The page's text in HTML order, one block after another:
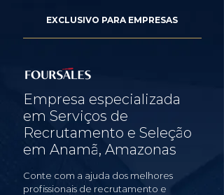
EXCLUSIVO PARA EMPRESAS
Empresa especializada
em Serviços de
Recrutamento e Seleção
em Anamã, Amazonas
Conte com a ajuda dos melhores
profissionais de recrutamento e